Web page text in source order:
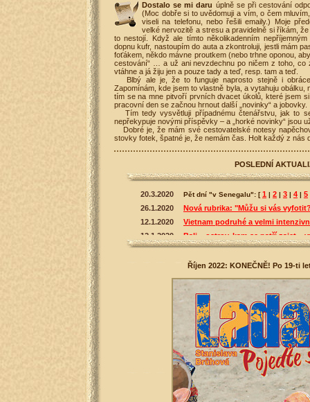
Dostalo se mi daru úplně se při cestování
(Moc dobře si to uvědomuji a vím, o čem
viseli na telefonu, nebo řešili emaily.) Moje
velké nervozitě a stresu a pravidelně si říkám,
to nestojí. Když ale tímto několikadenním
dopnu kufr, nastoupím do auta a zkontroluji, jestli mám
foťákem, někdo mávne proutkem (nebo trhne oponou,
cestování“ … a už ani nevzdechnu po ničem z toho, co
vtáhne a já žiju jen a pouze tady a teď, resp. tam a teď.
Blbý ale je, že to funguje naprosto stejně i
Zapomínám, kde jsem to vlastně byla, a vytahuju obálku,
tím se na mne pitvoří prvních dvacet úkolů, které jsem
pracovní den se začnou hrnout další „novinky“ a jobovky.
Tím tedy vysvětluji případnému čtenářstvu, jak to
nepřekypuje novými příspěvky – a „horké novinky“ jsou
Dobré je, že mám své cestovatelské notesy
stovky fotek, špatné je, že nemám čas. Holt každý z nás
POSLEDNÍ
Říjen 2022: KONEČNĚ! Po 19-ti